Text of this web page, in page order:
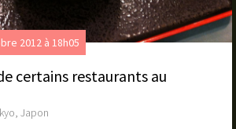
2012 à 18h05
certains restaurants au
Japon